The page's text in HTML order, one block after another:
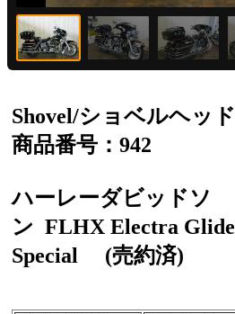
Shovel/ショベルヘッド
商品番号：942
ハーレーダビッドソ
ン FLHX Electra Glide
Special
(売約済)